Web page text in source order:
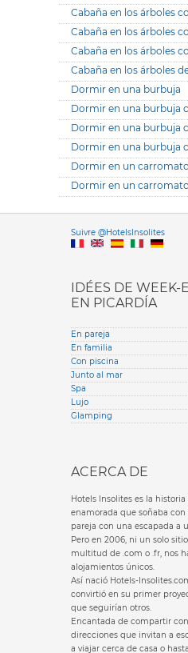
Cabaña en los árboles
Cabaña en los árboles
Cabaña en los árboles
Cabaña en los árboles
Dormir en una burbuja
Dormir en una burbuja
Dormir en una burbuja
Dormir en una burbuja
Dormir en un
Dormir en un
Suivre @HotelsInsolites
IDÉES DE WEEK-
EN PICARDÍA
En pareja
En familia
Con piscina
Junto al mar
Spa
Lujo
Glamping
ACERCA DE
Hotels Insolites es la
enamorada que soñaba con
pareja con una escapada a
Pero en 2006, ni un solo
multitud de .com o .fr, nos
alojamientos únicos.
Así nació Hotels-
convirtió en su primer
que seguirían otros.
Encantada de compartir
direcciones que invitan a
a viajar cerca de casa o